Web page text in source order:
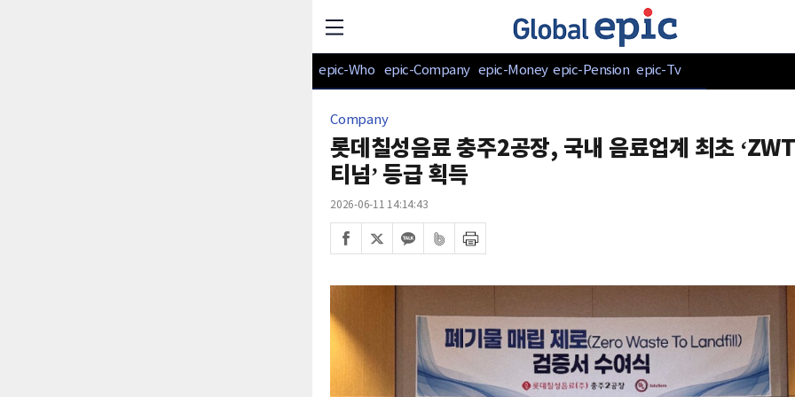
epic-Who epic-Company epic-Money epic-Pension epic-Tv
Company
롯데칠성음료 충주2공장, 국내 음료업계 최초
티넘’ 등급 획득
2026-06-11 14:14:43